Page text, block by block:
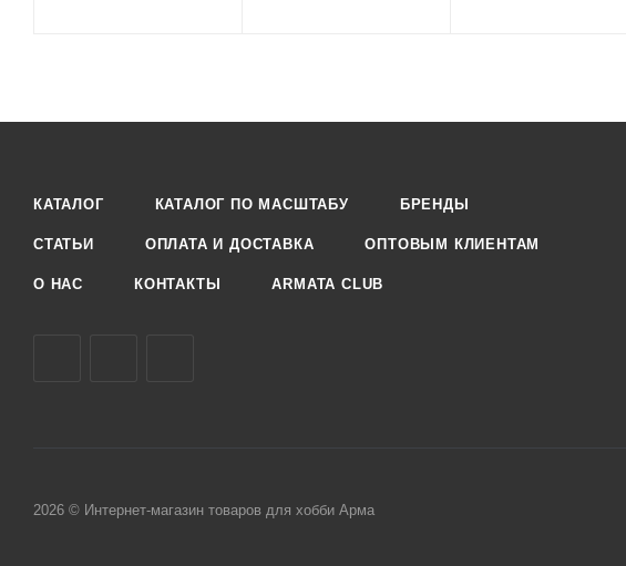
КАТАЛОГ КАТАЛОГ ПО МАСШТАБУ БРЕНДЫ
СТАТЬИ ОПЛАТА И ДОСТАВКА ОПТОВЫМ КЛИЕНТАМ
О НАС КОНТАКТЫ ARMATA CLUB
2026 © Интернет-магазин товаров для хобби Арма